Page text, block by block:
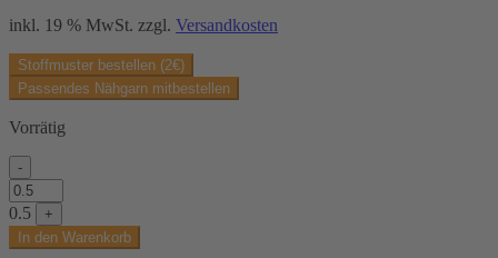
inkl. 19 % MwSt. zzgl. Versandkosten
Stoffmuster bestellen (2€)
Passendes Nähgarn mitbestellen
Vorrätig
-
Baumwolljersey,
dunkelbraun,
uni
Menge
0.5
+
In den Warenkorb